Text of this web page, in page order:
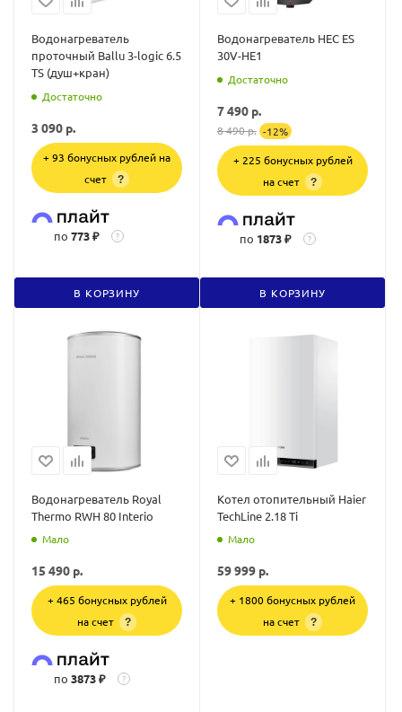
Водонагреватель
проточный Ballu 3-logic 6.5
TS (душ+кран)
Достаточно
3 090 р.
+ 93 бонусных рублей на
счет
?
по 773 ₽ ?
В КОРЗИНУ
Водонагреватель HEC ES
30V-HE1
Достаточно
7 490 р.
8 490р. -12%
+ 225 бонусных рублей
на счет
?
по 1873 ₽ ?
В КОРЗИНУ
Водонагреватель Royal
Thermo RWH 80 Interio
Мало
15 490 р.
+ 465 бонусных рублей
на счет
?
по 3873 ₽ ?
Котел отопительный Haier
TechLine 2.18 Ti
Мало
59 999 р.
+ 1800 бонусных рублей
на счет
?